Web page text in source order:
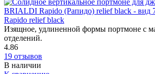
Rapido relief black
Изящное, удлиненной формы портмоне с
отделений.
4.86
19 отзывов
В наличии